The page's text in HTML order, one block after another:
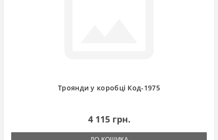
Троянди у коробці Код-1975
4 115 грн.